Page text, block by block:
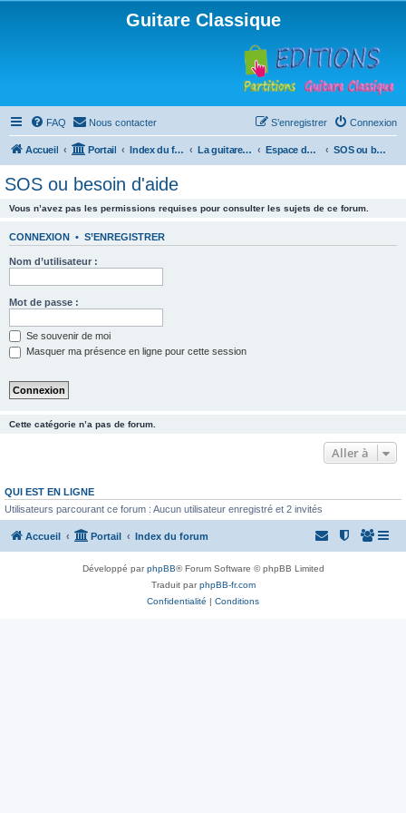
Guitare Classique
FAQ Nous contacter Connexion
S’enregistrer
Accueil Portail Index du forum La guitare : instrument, cours et théorie Espace débutants SOS ou besoin d'aide
SOS ou besoin d'aide
Vous n’avez pas les permissions requises pour consulter les sujets de ce forum.
CONNEXION • S’ENREGISTRER
Nom d’utilisateur :
Mot de passe :
Se souvenir de moi
Masquer ma présence en ligne pour cette session
Cette catégorie n’a pas de forum.
Aller à
QUI EST EN LIGNE
Utilisateurs parcourant ce forum : Aucun utilisateur enregistré et 2 invités
Accueil Portail Index du forum
Développé parphpBB® Forum Software © phpBB Limited
Traduit parphpBB-fr.com
Confidentialité | Conditions